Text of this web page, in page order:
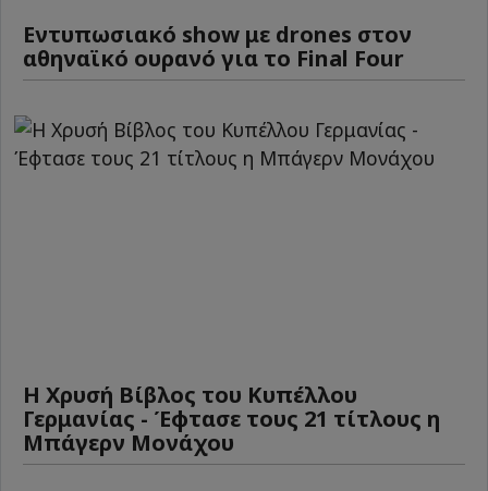
Εντυπωσιακό show με drones στον
αθηναϊκό ουρανό για το Final Four
Η Χρυσή Βίβλος του Κυπέλλου
Γερμανίας - Έφτασε τους 21 τίτλους η
Μπάγερν Μονάχου